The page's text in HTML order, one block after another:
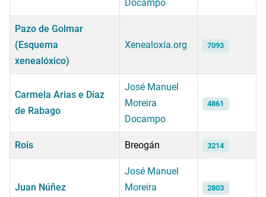
Docampo
Pazo de Golmar
(Esquema
xenealóxico)
Xenealoxía.org 7093
Carmela Arias e Díaz
de Rabago
José Manuel
Moreira
Docampo
4861
Rois Breogán 3214
Juan Núñez
José Manuel
Moreira
2803